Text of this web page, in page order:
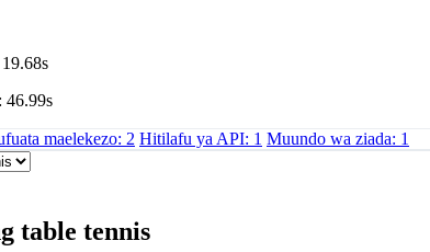
46.99s
maelekezo: 2 Hitilafu ya API: 1 Muundo wa ziada: 1
table tennis